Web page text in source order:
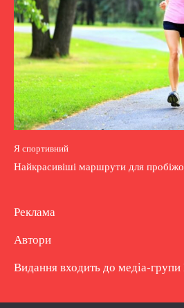
Я спортивний
Найкрасивіші маршрути для
Реклама
Автори
Видання входить до медіа-групи